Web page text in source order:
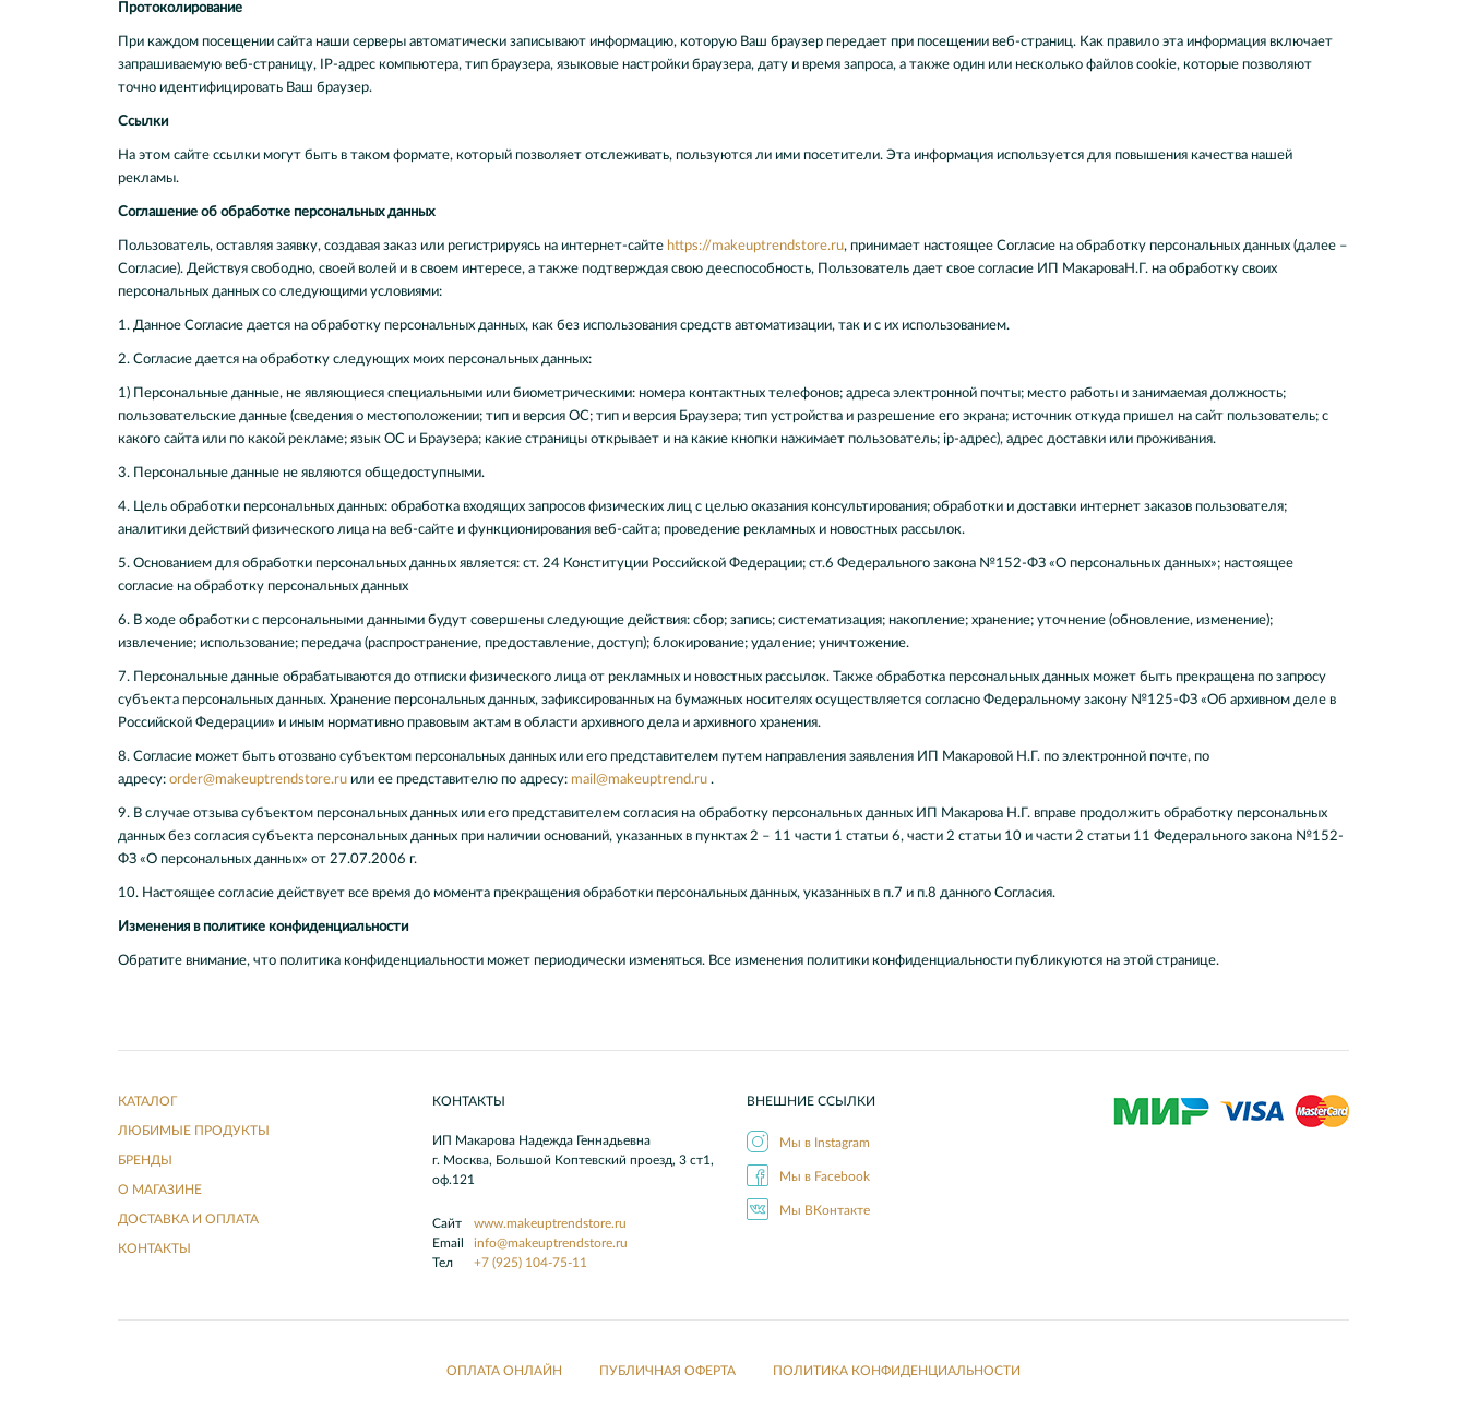
Протоколирование
При каждом посещении сайта наши серверы автоматически записывают информацию, которую Ваш браузер передает при посещении веб-страниц. Как правило эта информация включает
запрашиваемую веб-страницу, IP-адрес компьютера, тип браузера, языковые настройки браузера, дату и время запроса, а также один или несколько файлов cookie, которые позволяют
точно идентифицировать Ваш браузер.
Ссылки
На этом сайте ссылки могут быть в таком формате, который позволяет отслеживать, пользуются ли ими посетители. Эта информация используется для повышения качества нашей
рекламы.
Соглашение об обработке персональных данных
Пользователь, оставляя заявку, создавая заказ или регистрируясь на интернет-сайте https://makeuptrendstore.ru, принимает настоящее Согласие на обработку персональных данных (далее –
Согласие). Действуя свободно, своей волей и в своем интересе, а также подтверждая свою дееспособность, Пользователь дает свое согласие ИП МакароваН.Г. на обработку своих
персональных данных со следующими условиями:
1. Данное Согласие дается на обработку персональных данных, как без использования средств автоматизации, так и с их использованием.
2. Согласие дается на обработку следующих моих персональных данных:
1) Персональные данные, не являющиеся специальными или биометрическими: номера контактных телефонов; адреса электронной почты; место работы и занимаемая должность;
пользовательские данные (сведения о местоположении; тип и версия ОС; тип и версия Браузера; тип устройства и разрешение его экрана; источник откуда пришел на сайт пользователь; с
какого сайта или по какой рекламе; язык ОС и Браузера; какие страницы открывает и на какие кнопки нажимает пользователь; ip-адрес), адрес доставки или проживания.
3. Персональные данные не являются общедоступными.
4. Цель обработки персональных данных: обработка входящих запросов физических лиц с целью оказания консультирования; обработки и доставки интернет заказов пользователя;
аналитики действий физического лица на веб-сайте и функционирования веб-сайта; проведение рекламных и новостных рассылок.
5. Основанием для обработки персональных данных является: ст. 24 Конституции Российской Федерации; ст.6 Федерального закона №152-ФЗ «О персональных данных»; настоящее
согласие на обработку персональных данных
6. В ходе обработки с персональными данными будут совершены следующие действия: сбор; запись; систематизация; накопление; хранение; уточнение (обновление, изменение);
извлечение; использование; передача (распространение, предоставление, доступ); блокирование; удаление; уничтожение.
7. Персональные данные обрабатываются до отписки физического лица от рекламных и новостных рассылок. Также обработка персональных данных может быть прекращена по запросу
субъекта персональных данных. Хранение персональных данных, зафиксированных на бумажных носителях осуществляется согласно Федеральному закону №125-ФЗ «Об архивном деле в
Российской Федерации» и иным нормативно правовым актам в области архивного дела и архивного хранения.
8. Согласие может быть отозвано субъектом персональных данных или его представителем путем направления заявления ИП Макаровой Н.Г. по электронной почте, по
адресу: order@makeuptrendstore.ru или ее представителю по адресу: mail@makeuptrend.ru .
9. В случае отзыва субъектом персональных данных или его представителем согласия на обработку персональных данных ИП Макарова Н.Г. вправе продолжить обработку персональных
данных без согласия субъекта персональных данных при наличии оснований, указанных в пунктах 2 – 11 части 1 статьи 6, части 2 статьи 10 и части 2 статьи 11 Федерального закона №152-
ФЗ «О персональных данных» от 27.07.2006 г.
10. Настоящее согласие действует все время до момента прекращения обработки персональных данных, указанных в п.7 и п.8 данного Согласия.
Изменения в политике конфиденциальности
Обратите внимание, что политика конфиденциальности может периодически изменяться. Все изменения политики конфиденциальности публикуются на этой странице.
КАТАЛОГ
ЛЮБИМЫЕ ПРОДУКТЫ
БРЕНДЫ
О МАГАЗИНЕ
ДОСТАВКА И ОПЛАТА
КОНТАКТЫ
КОНТАКТЫ
ИП Макарова Надежда Геннадьевна
г. Москва, Большой Коптевский проезд, 3 ст1,
оф.121
Сайт
www.makeuptrendstore.ru
Email
info@makeuptrendstore.ru
Тел
+7 (925) 104-75-11
ВНЕШНИЕ ССЫЛКИ
Мы в Instagram
Мы в Facebook
Мы ВКонтакте
ОПЛАТА ОНЛАЙН ПУБЛИЧНАЯ ОФЕРТА ПОЛИТИКА КОНФИДЕНЦИАЛЬНОСТИ